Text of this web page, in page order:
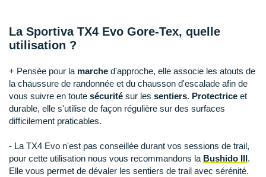
La Sportiva TX4 Evo Gore-Tex, quelle
utilisation ?
+ Pensée pour la marche d'approche, elle associe les atouts de
la chaussure de randonnée et du chausson d'escalade afin de
vous suivre en toute sécurité sur les sentiers. Protectrice et
durable, elle s'utilise de façon régulière sur des surfaces
difficilement praticables.
- La TX4 Evo n'est pas conseillée durant vos sessions de trail,
pour cette utilisation nous vous recommandons la Bushido III.
Elle vous permet de dévaler les sentiers de trail avec sérénité.
Polar
Puma
Raidlight
Reebok
Saucony